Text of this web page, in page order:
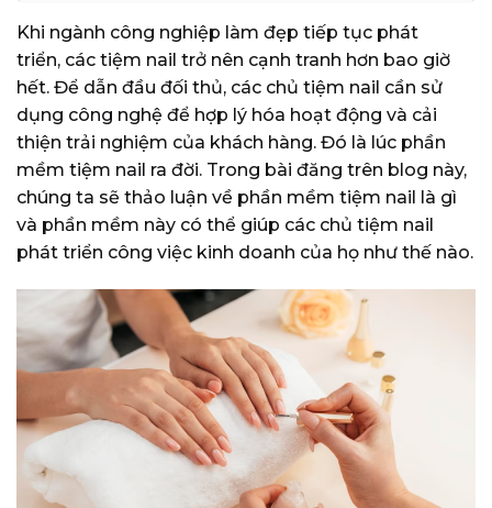
Khi ngành công nghiệp làm đẹp tiếp tục phát
triển, các tiệm nail trở nên cạnh tranh hơn bao giờ
hết. Để dẫn đầu đối thủ, các chủ tiệm nail cần sử
dụng công nghệ để hợp lý hóa hoạt động và cải
thiện trải nghiệm của khách hàng. Đó là lúc phần
mềm tiệm nail ra đời. Trong bài đăng trên blog này,
chúng ta sẽ thảo luận về phần mềm tiệm nail là gì
và phần mềm này có thể giúp các chủ tiệm nail
phát triển công việc kinh doanh của họ như thế nào.